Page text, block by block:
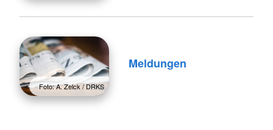
Foto: A. Zelck / DRKS
Meldungen